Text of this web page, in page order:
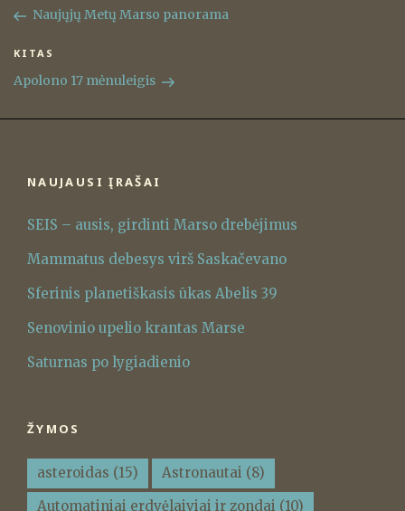
įrašasNaujųjų Metų Marso panorama
Kitas
įrašas
KITAS
Apolono 17 mėnuleigis
NAUJAUSI ĮRAŠAI
SEIS – ausis, girdinti Marso drebėjimus
Mammatus debesys virš Saskačevano
Sferinis planetiškasis ūkas Abelis 39
Senovinio upelio krantas Marse
Saturnas po lygiadienio
ŽYMOS
asteroidas (15) Astronautai (8)
Automatiniai erdvėlaiviai ir zondai (10)